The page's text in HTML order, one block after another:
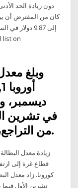
وبلغ
ديسمبر،
في تشرين
من التراجع، وفقا لوكالة العمل الفدرالية.
زيادة معدل
قطاع غزة إلى
كورونا. زاد معدل
تشرين الأول